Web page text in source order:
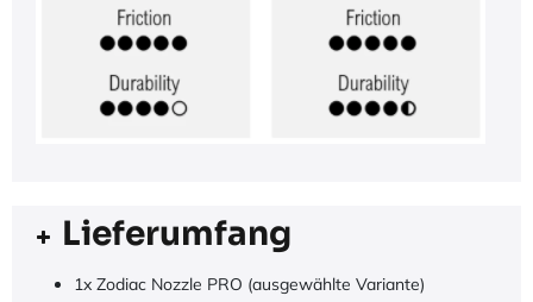
Lieferumfang
1x Zodiac Nozzle PRO (ausgewählte Variante)